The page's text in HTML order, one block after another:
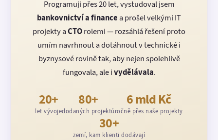
Programuji přes 20 let, vystudoval jsem
bankovnictví a finance a prošel velkými IT
projekty aCTOrolemi — rozsáhlá řešení proto
umím navrhnout a dotáhnout v technické i
byznysové rovině tak, aby nejen spolehlivě
fungovala, ale ivydělávala.
20+
let vývoje
80+
dodaných projektů
6 mld Kč
ročně přes naše projekty
30+
zemí, kam klienti dodávají